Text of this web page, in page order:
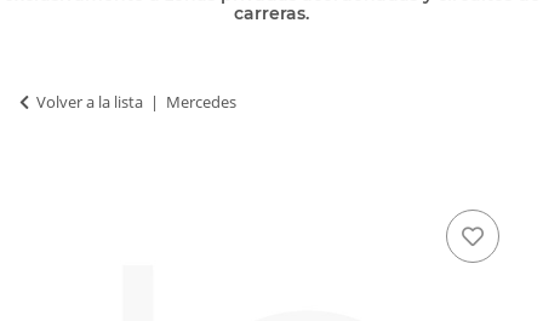
carreras.
Volver a la lista Mercedes